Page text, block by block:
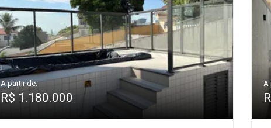
A partir de:
R$ 1.180.000
A